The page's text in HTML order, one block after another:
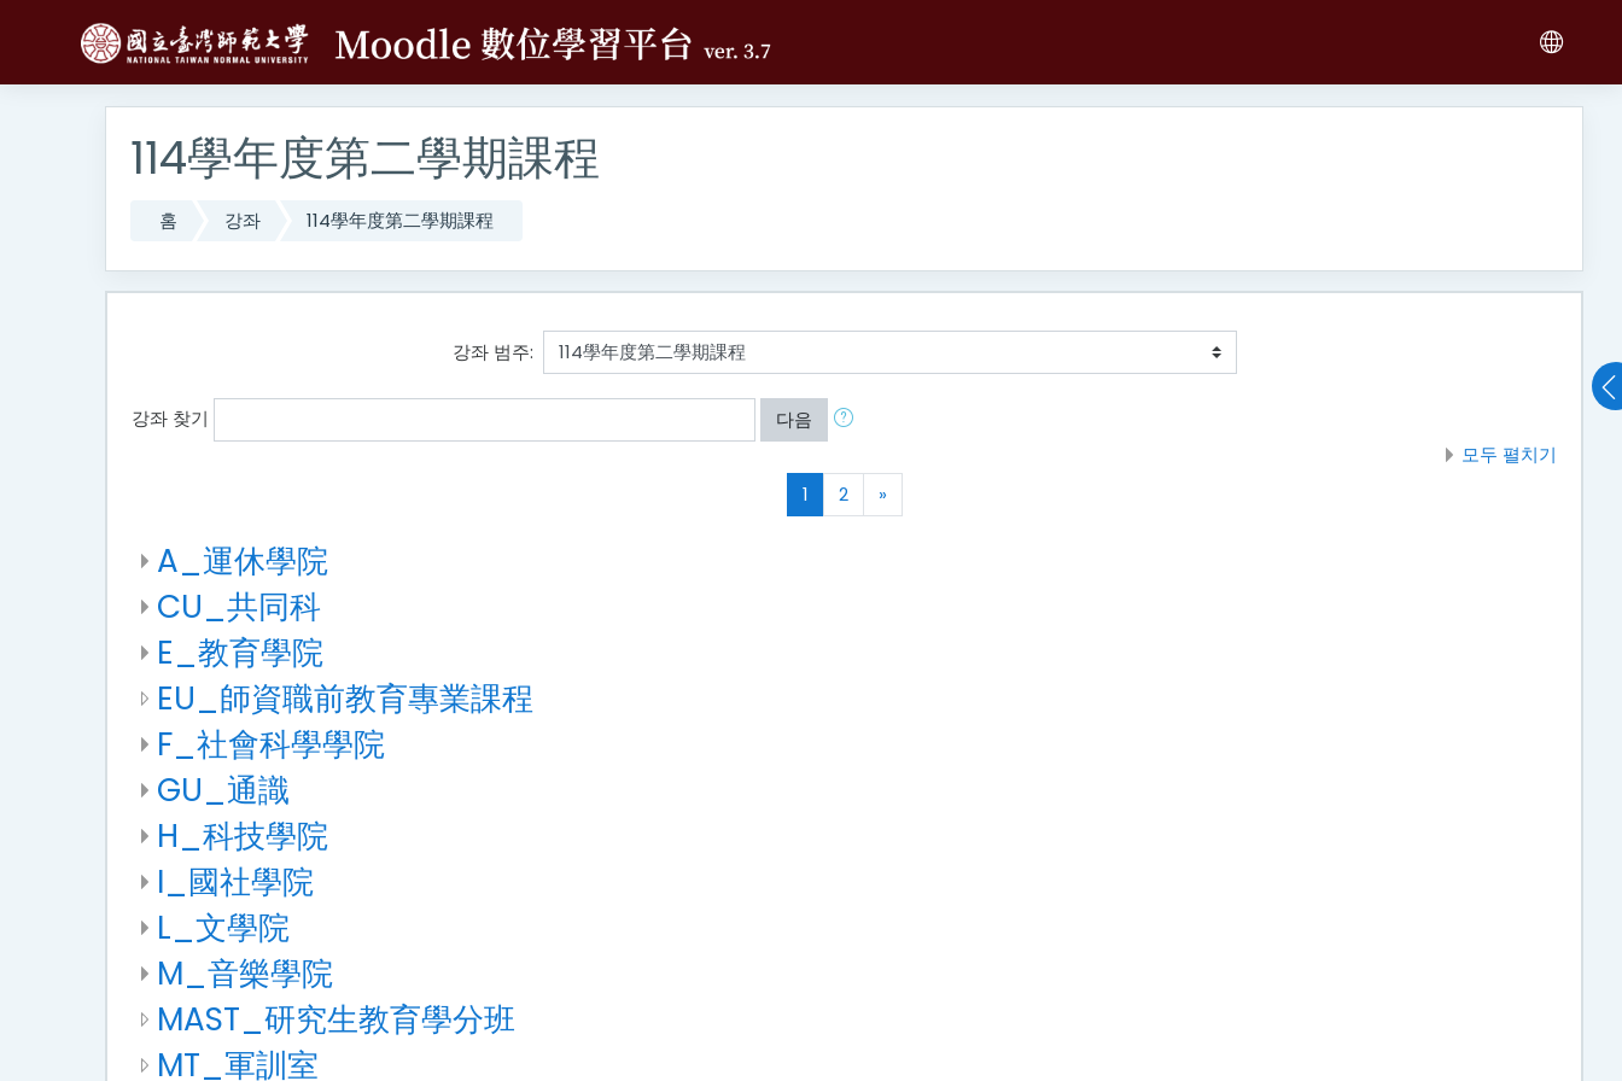
114學年度第二學期課程
홈 강좌 114學年度第二學期課程
강좌 범주:
강좌 찾기
다음
모두 펼치기
1(current)
2 »다음
A_運休學院
CU_共同科
E_教育學院
EU_師資職前教育專業課程
F_社會科學學院
GU_通識
H_科技學院
I_國社學院
L_文學院
M_音樂學院
MAST_研究生教育學分班
MT_軍訓室